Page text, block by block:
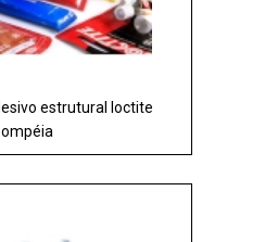
estrutural loctite